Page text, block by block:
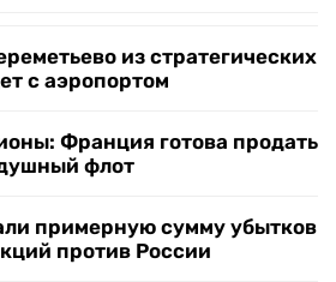
из стратегических
с аэропортом
Франция готова продать
флот
примерную сумму убытков
против России